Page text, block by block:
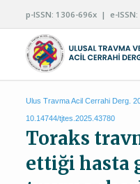
p-ISSN: 1306-696x | e-ISSN:
Ulus Travma Acil Cerrahi Derg.
10.14744/tjtes.2025.43780
Toraks
ettiği hasta